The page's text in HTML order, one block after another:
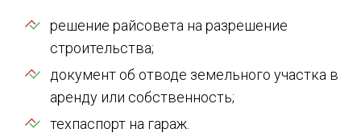
решение райсовета на разрешение
строительства;
документ об отводе земельного участка в
аренду или собственность;
техпаспорт на гараж.